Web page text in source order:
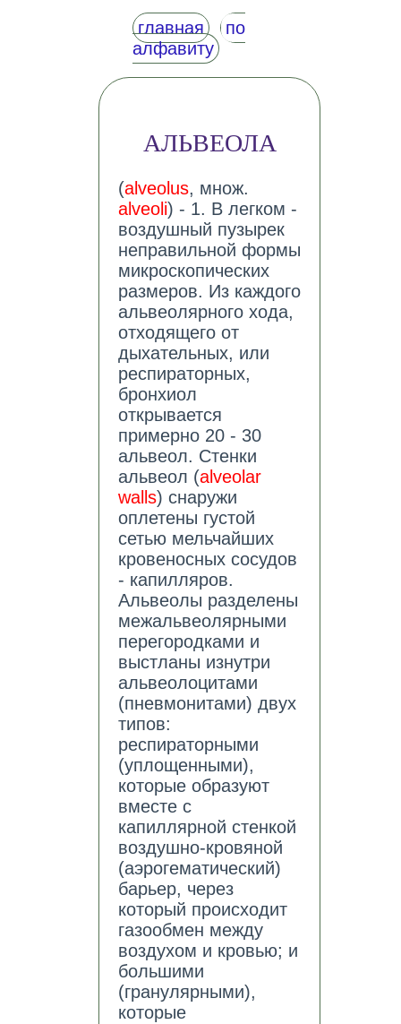
главная
по
алфавиту
АЛЬВЕОЛА
(alveolus, множ.
alveoli) - 1. В легком -
воздушный пузырек
неправильной формы
микроскопических
размеров. Из каждого
альвеолярного хода,
отходящего от
дыхательных, или
респираторных,
бронхиол
открывается
примерно 20 - 30
альвеол. Стенки
альвеол (alveolar
walls) снаружи
оплетены густой
сетью мельчайших
кровеносных сосудов
- капилляров.
Альвеолы разделены
межальвеолярными
перегородками и
выстланы изнутри
альвеолоцитами
(пневмонитами) двух
типов:
респираторными
(уплощенными),
которые образуют
вместе с
капиллярной стенкой
воздушно-кровяной
(аэрогематический)
барьер, через
который происходит
газообмен между
воздухом и кровью; и
большими
(гранулярными),
которые